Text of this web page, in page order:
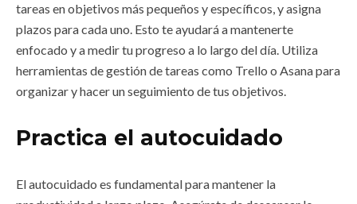
tareas en objetivos más pequeños y específicos, y asigna
plazos para cada uno. Esto te ayudará a mantenerte
enfocado y a medir tu progreso a lo largo del día. Utiliza
herramientas de gestión de tareas como Trello o Asana para
organizar y hacer un seguimiento de tus objetivos.
Practica el autocuidado
El autocuidado es fundamental para mantener la